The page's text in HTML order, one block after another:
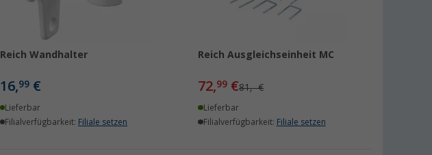
Reich Wandhalter
16,99€
Lieferbar
Filialverfügbarkeit: Filiale setzen
Reich Ausgleichseinheit MC
72,99 €81,- €
Lieferbar
Filialverfügbarkeit: Filiale setzen